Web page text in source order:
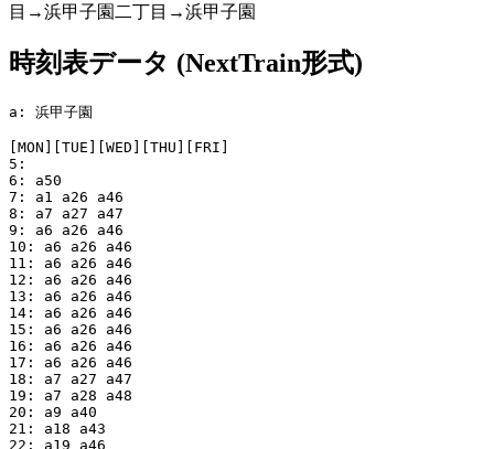
目→浜甲子園二丁目→浜甲子園
時刻表データ (NextTrain形式)
a: 浜甲子園
[MON][TUE][WED][THU][FRI]
5:
6: a50
7: a1 a26 a46
8: a7 a27 a47
9: a6 a26 a46
10: a6 a26 a46
11: a6 a26 a46
12: a6 a26 a46
13: a6 a26 a46
14: a6 a26 a46
15: a6 a26 a46
16: a6 a26 a46
17: a6 a26 a46
18: a7 a27 a47
19: a7 a28 a48
20: a9 a40
21: a18 a43
22: a19 a46